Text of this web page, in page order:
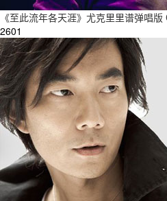
《至此流年各天涯》尤克里里谱弹唱
2601